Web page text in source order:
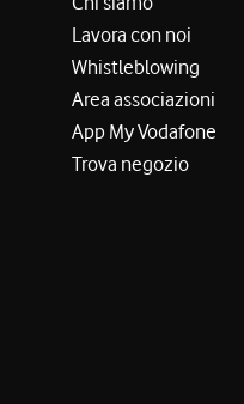
Lavora con noi
Whistleblowing
Area associazioni
App My Vodafone
Trova negozio